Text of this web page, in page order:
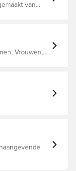
van
label
Vrouwen,